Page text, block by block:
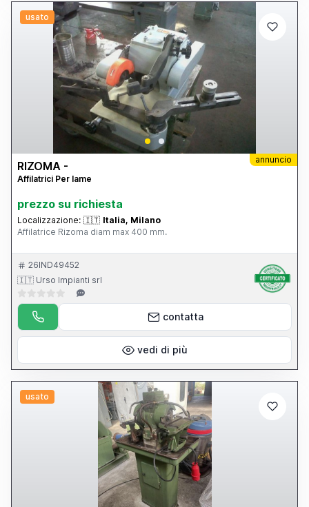
usato
annuncio
RIZOMA -
Affilatrici Per lame
prezzo su richiesta
Localizzazione: 🇮🇹 Italia, Milano
Affilatrice Rizoma diam max 400 mm.
26IND49452
🇮🇹 Urso Impianti srl
contatta
vedi di più
usato